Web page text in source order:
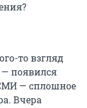
то взгляд
появился
— сплошное
Вчера